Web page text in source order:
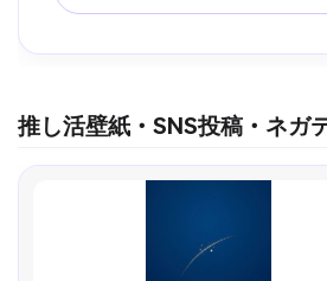
推し活壁紙・SNS投稿・ネガ